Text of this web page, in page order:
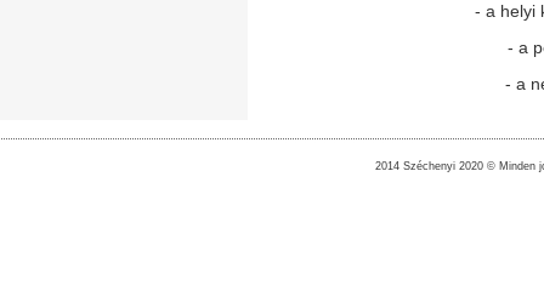
- a helyi
- a
- a
2014 Széchenyi 2020 © Minden